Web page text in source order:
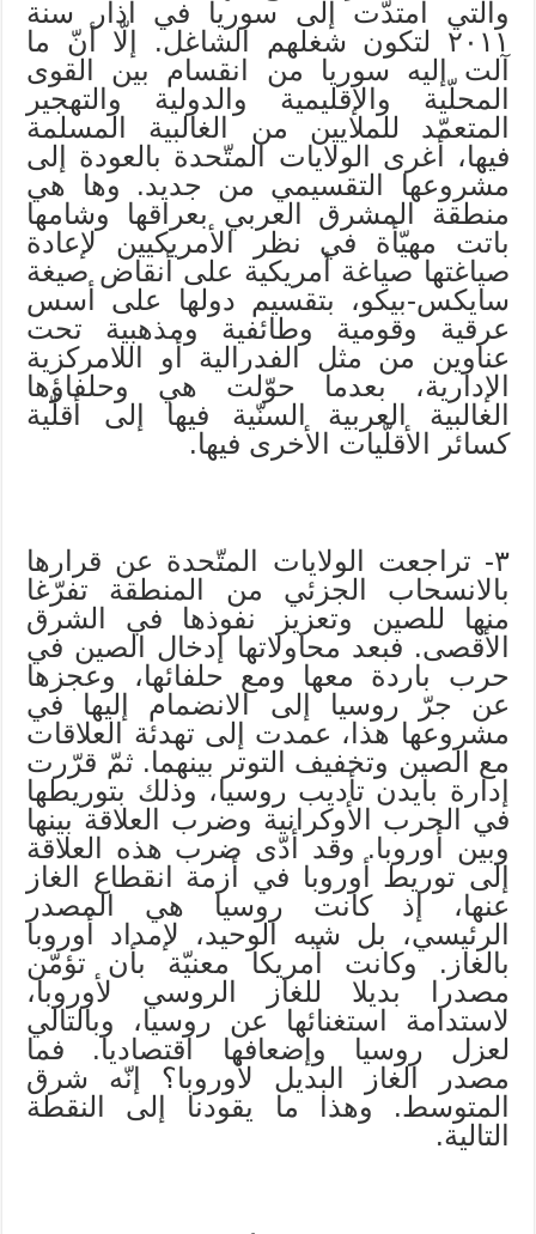
والتي امتدّت إلى سوريا في آذار سنة
٢٠١١ لتكون شغلهم الشاغل. إلّا أنّ ما
آلت إليه سوريا من انقسام بين القوى
المحلّية والإقليمية والدولية والتهجير
المتعمّد للملايين من الغالبية المسلمة
فيها، أغرى الولايات المتّحدة بالعودة إلى
مشروعها التقسيمي من جديد. وها هي
منطقة المشرق العربي بعراقها وشامها
باتت مهيّأة في نظر الأمريكيين لإعادة
صياغتها صياغة أمريكية على أنقاض صيغة
سايكس-بيكو، بتقسيم دولها على أسس
عرقية وقومية وطائفية ومذهبية تحت
عناوين من مثل الفدرالية أو اللامركزية
الإدارية، بعدما حوّلت هي وحلفاؤها
الغالبية العربية السنّية فيها إلى أقلّية
كسائر الأقلّيات الأخرى فيها.
٣- تراجعت الولايات المتّحدة عن قرارها
بالانسحاب الجزئي من المنطقة تفرّغا
منها للصين وتعزيز نفوذها في الشرق
الأقصى. فبعد محاولاتها إدخال الصين في
حرب باردة معها ومع حلفائها، وعجزها
عن جرّ روسيا إلى الانضمام إليها في
مشروعها هذا، عمدت إلى تهدئة العلاقات
مع الصين وتخفيف التوتر بينهما. ثمّ قرّرت
إدارة بايدن تأديب روسيا، وذلك بتوريطها
في الحرب الأوكرانية وضرب العلاقة بينها
وبين أوروبا. وقد أدّى ضرب هذه العلاقة
إلى توريط أوروبا في أزمة انقطاع الغاز
عنها، إذ كانت روسيا هي المصدر
الرئيسي، بل شبه الوحيد، لإمداد أوروبا
بالغاز. وكانت أمريكا معنيّة بأن تؤمّن
مصدرا بديلا للغاز الروسي لأوروبا،
لاستدامة استغنائها عن روسيا، وبالتالي
لعزل روسيا وإضعافها اقتصاديا. فما
مصدر الغاز البديل لأوروبا؟ إنّه شرق
المتوسط. وهذا ما يقودنا إلى النقطة
التالية.